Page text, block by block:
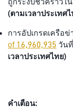
(ตามเวลาประเทศ
การอัปเกรดเครือ
of 16,960,935 วันที่
เวลาประเทศไทย)
คำเตือน: